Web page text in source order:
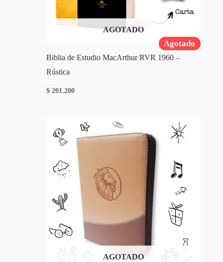
Agotado
AGOTADO
Biblia de Estudio MacArthur RVR 1960 –
Rústica
$ 201.200
AGOTADO